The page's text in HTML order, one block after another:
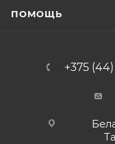
ПОМОЩЬ
+375